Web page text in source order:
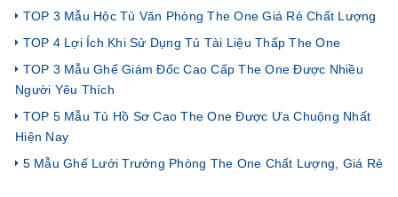
TOP 3 Mẫu Hộc Tủ Văn Phòng The One Giá Rẻ Chất Lượng
TOP 4 Lợi Ích Khi Sử Dụng Tủ Tài Liệu Thấp The One
TOP 3 Mẫu Ghế Giám Đốc Cao Cấp The One Được Nhiều
Người Yêu Thích
TOP 5 Mẫu Tủ Hồ Sơ Cao The One Được Ưa Chuộng Nhất
Hiện Nay
5 Mẫu Ghế Lưới Trưởng Phòng The One Chất Lượng, Giá Rẻ